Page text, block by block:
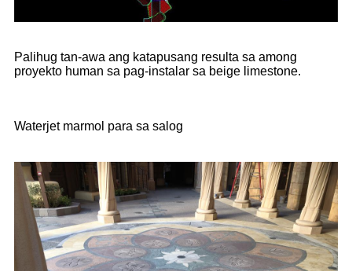
Palihug tan-awa ang katapusang resulta sa among
proyekto human sa pag-instalar sa beige limestone.
Waterjet marmol para sa salog